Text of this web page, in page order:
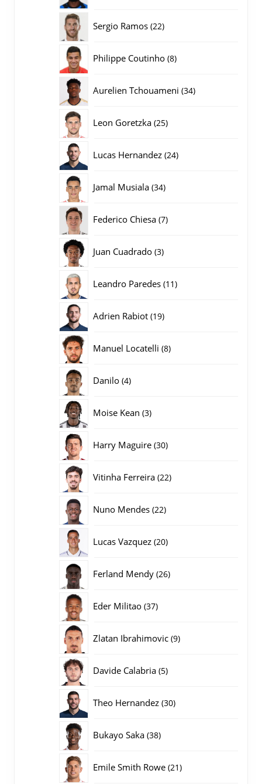
Sergio Ramos 2222
Philippe Coutinho 88
Aurelien Tchouameni 3434
Leon Goretzka 2525
Lucas Hernandez 2424
Jamal Musiala 3434
Federico Chiesa 77
Juan Cuadrado 33
Leandro Paredes 1111
Adrien Rabiot 1919
Manuel Locatelli 88
Danilo 44
Moise Kean 33
Harry Maguire 3030
Vitinha Ferreira 2222
Nuno Mendes 2222
Lucas Vazquez 2020
Ferland Mendy 2626
Eder Militao 3737
Zlatan Ibrahimovic 99
Davide Calabria 55
Theo Hernandez 3030
Bukayo Saka 3838
Emile Smith Rowe 2121